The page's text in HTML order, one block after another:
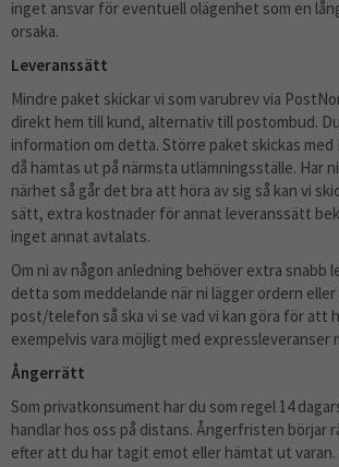
inget ansvar för eventuell olägenhet som en
orsaka.
Leveranssätt
Mindre paket skickar vi som varubrev via
direkt hem till kund, alternativ till postombud.
information om detta. Större paket skickas med
då hämtas ut på närmsta utlämningsställe. Har
närhet så går det bra att höra av sig så kan vi
sätt, extra kostnader för annat leveranssätt
inget annat avtalats.
Om ni av någon anledning behöver extra snabb
detta som meddelande när ni lägger ordern
post/telefon så ska vi se vad vi kan göra för att
exempelvis vara möjligt med expressleveranser
Ångerrätt
Som privatkonsument har du som regel 14
handlar hos oss på distans. Ångerfristen börjar
efter att du har tagit emot eller hämtat ut varan.